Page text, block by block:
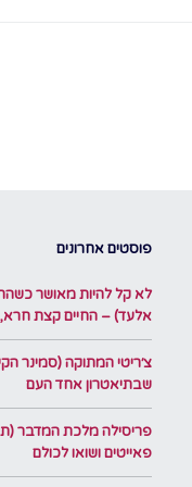
פוסטים אחרונים
לא קל להיות מאושר
אלעד) – החיים קצת
צ׳ריטי המתוקה (סמינר
שבתיאטרון אחד העם
פריסילה מלכת המדבר
פאייטים ושואו לכולם